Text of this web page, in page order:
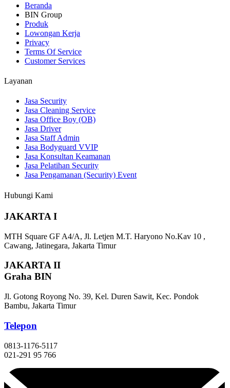
Beranda
BIN Group
Produk
Lowongan Kerja
Privacy
Terms Of Service
Customer Services
Layanan
Jasa Security
Jasa Cleaning Service
Jasa Office Boy (OB)
Jasa Driver
Jasa Staff Admin
Jasa Bodyguard VVIP
Jasa Konsultan Keamanan
Jasa Pelatihan Security
Jasa Pengamanan (Security) Event
Hubungi Kami
JAKARTA I
MTH Square GF A4/A, Jl. Letjen M.T. Haryono No.Kav 10 ,
Cawang, Jatinegara, Jakarta Timur
JAKARTA II
Graha BIN
Jl. Gotong Royong No. 39, Kel. Duren Sawit, Kec. Pondok
Bambu, Jakarta Timur
Telepon
0813-1176-5117
021-291 95 766